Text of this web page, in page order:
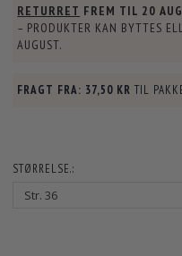
RETURRET FREM TIL 20
– PRODUKTER KAN BYTTES
AUGUST.
FRAGT FRA: 37,50 KR TIL
STØRRELSE.: